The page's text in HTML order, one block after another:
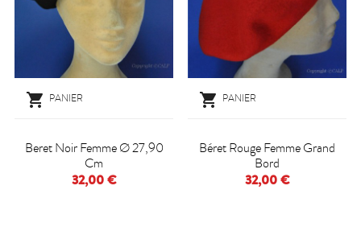
 PANIER
Beret Noir Femme Ø 27,90
Cm
32,00 €
 PANIER
Béret Rouge Femme Grand
Bord
32,00 €